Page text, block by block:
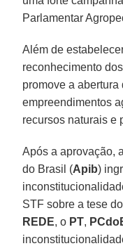
Parlamentar
Além de
reconhecimento
promove a abertura
empreendimentos
recursos naturais e
Após a aprovação,
do Brasil (Apib)
STF sobre a tese
REDE, o PT,